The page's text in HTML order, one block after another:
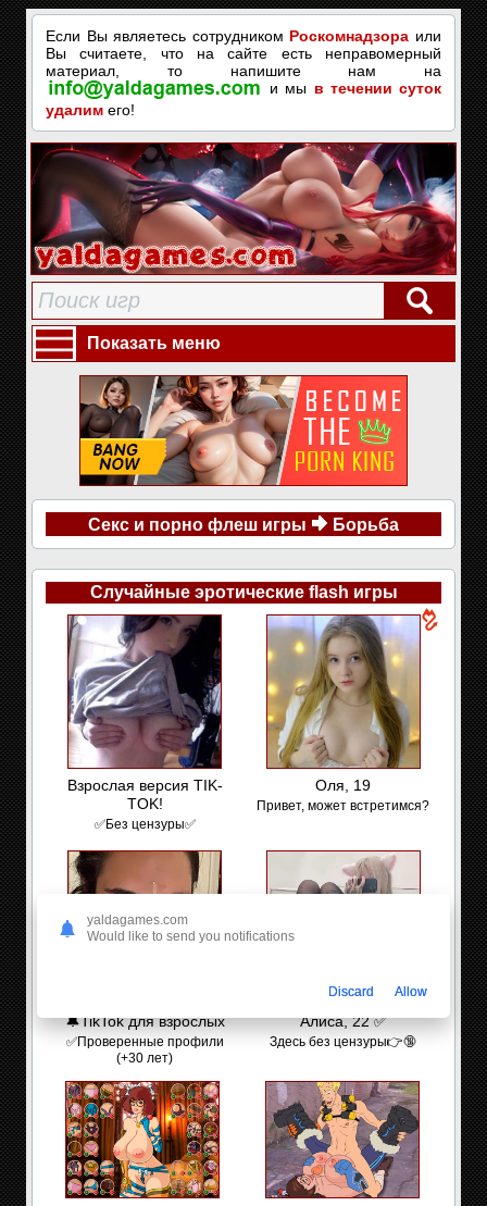
Если Вы являетесь сотрудником Роскомнадзора или
Вы считаете, что на сайте есть неправомерный
материал, то напишите нам на
и мы в течении суток
удалим его!
Показать меню
Секс и порно флеш игры Борьба
Случайные эротические flash игры
Взрослая версия TIK-
TOK!
✅Без цензуры✅
Оля, 19
Привет, может встретимся?
🔔TikTok для взрослых
✅Проверенные профили
(+30 лет)
Алиса, 22 ✅
Здесь без цензуры👉🔞
yaldagames.com
Would like to send you notifications
Discard Allow